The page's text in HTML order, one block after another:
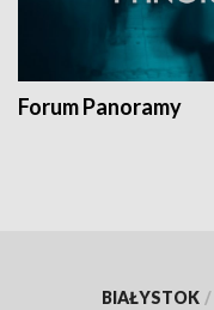
Forum Panoramy
BIAŁYSTOK /